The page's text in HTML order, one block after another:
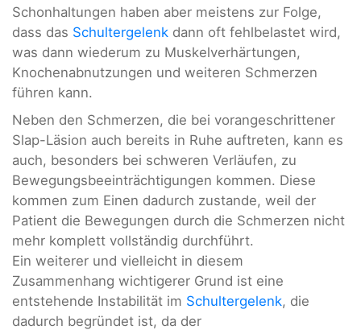
Schonhaltungen haben aber meistens zur Folge,
dass das Schultergelenk dann oft fehlbelastet wird,
was dann wiederum zu Muskelverhärtungen,
Knochenabnutzungen und weiteren Schmerzen
führen kann.
Neben den Schmerzen, die bei vorangeschrittener
Slap-Läsion auch bereits in Ruhe auftreten, kann es
auch, besonders bei schweren Verläufen, zu
Bewegungsbeeinträchtigungen kommen. Diese
kommen zum Einen dadurch zustande, weil der
Patient die Bewegungen durch die Schmerzen nicht
mehr komplett vollständig durchführt.
Ein weiterer und vielleicht in diesem
Zusammenhang wichtigerer Grund ist eine
entstehende Instabilität im Schultergelenk, die
dadurch begründet ist, da der